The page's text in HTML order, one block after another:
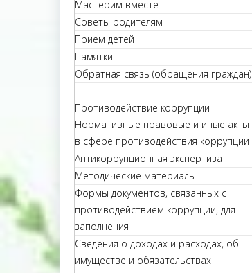
Мастерим вместе
Советы родителям
Прием детей
Памятки
Обратная связь (обращения граждан)
Противодействие коррупции
Нормативные правовые и иные акты
в сфере противодействия коррупции
Антикоррупционная экспертиза
Методические материалы
Формы документов, связанных с
противодействием коррупции, для
заполнения
Сведения о доходах и расходах, об
имуществе и обязательствах